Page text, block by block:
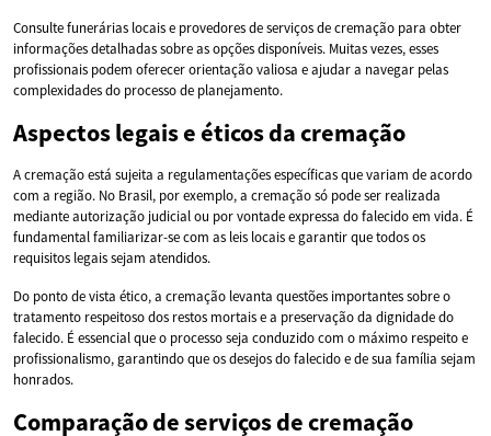
Consulte funerárias locais e provedores de serviços de cremação para obter
informações detalhadas sobre as opções disponíveis. Muitas vezes, esses
profissionais podem oferecer orientação valiosa e ajudar a navegar pelas
complexidades do processo de planejamento.
Aspectos legais e éticos da cremação
A cremação está sujeita a regulamentações específicas que variam de acordo
com a região. No Brasil, por exemplo, a cremação só pode ser realizada
mediante autorização judicial ou por vontade expressa do falecido em vida. É
fundamental familiarizar-se com as leis locais e garantir que todos os
requisitos legais sejam atendidos.
Do ponto de vista ético, a cremação levanta questões importantes sobre o
tratamento respeitoso dos restos mortais e a preservação da dignidade do
falecido. É essencial que o processo seja conduzido com o máximo respeito e
profissionalismo, garantindo que os desejos do falecido e de sua família sejam
honrados.
Comparação de serviços de cremação